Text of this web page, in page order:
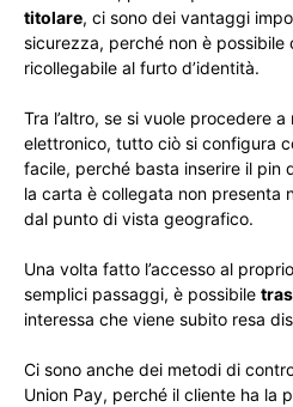
titolare, ci sono dei vantaggi
sicurezza, perché non è possibile
ricollegabile al furto d’identità.
Tra l’altro, se si vuole procedere a
elettronico, tutto ciò si configura
facile, perché basta inserire il pin
la carta è collegata non presenta
dal punto di vista geografico.
Una volta fatto l’accesso al
semplici passaggi, è possibile
interessa che viene subito resa
Ci sono anche dei metodi di
Union Pay, perché il cliente ha la